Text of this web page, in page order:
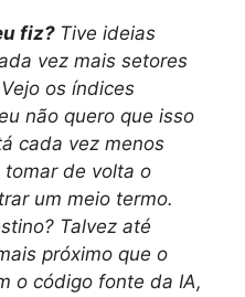
fiz? Tive ideias
vez mais setores
os índices
não quero que isso
cada vez menos
tomar de volta o
um meio termo.
Talvez até
próximo que o
o código fonte da IA,